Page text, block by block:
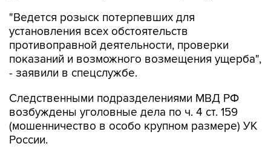
"Ведется розыск потерпевших для
установления всех обстоятельств
противоправной деятельности, проверки
показаний и возможного возмещения ущерба",
- заявили в спецслужбе.
Следственными подразделениями МВД РФ
возбуждены уголовные дела по ч. 4 ст. 159
(мошенничество в особо крупном размере) УК
России.